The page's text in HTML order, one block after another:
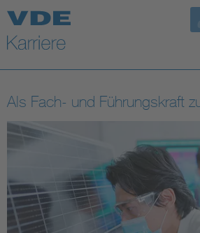
Top Themen
Als Fach- und Führungskraft